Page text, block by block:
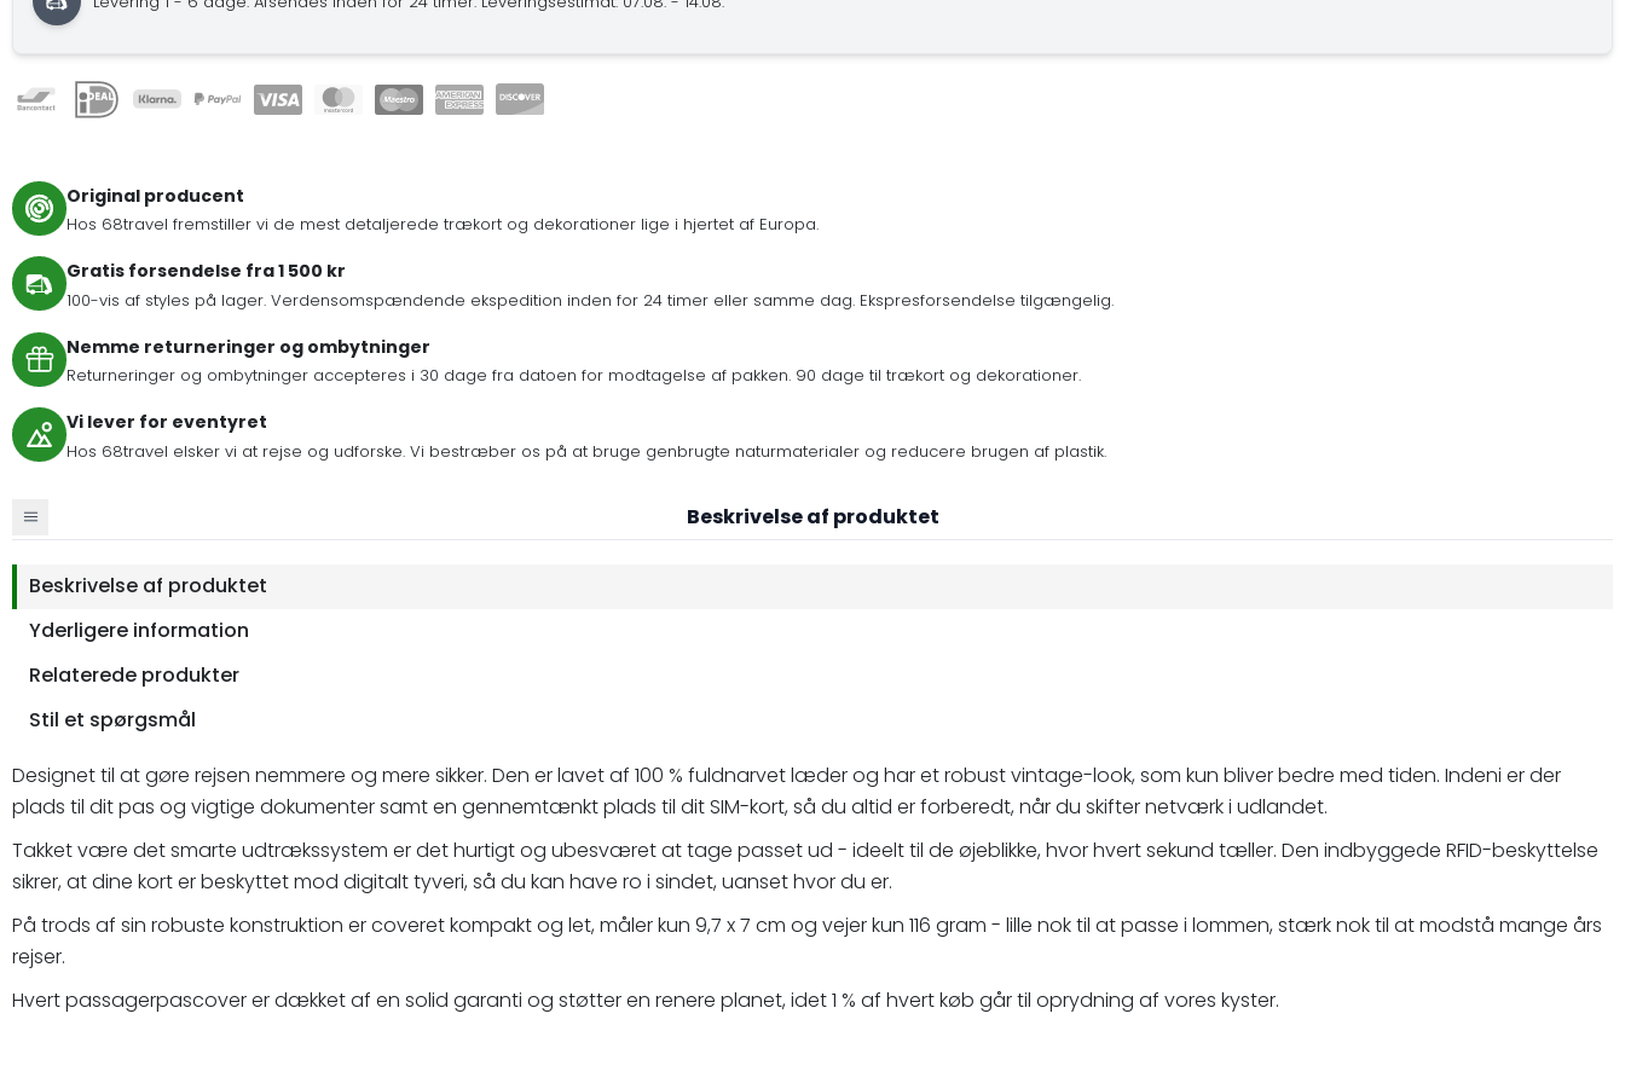
Original producent
Hos 68travel fremstiller vi de mest detaljerede trækort og dekorationer lige i hjertet af Europa.
Gratis forsendelse fra 1 500 kr
100-vis af styles på lager. Verdensomspændende ekspedition inden for 24 timer eller samme dag. Ekspresforsendelse tilgængelig.
Nemme returneringer og ombytninger
Returneringer og ombytninger accepteres i 30 dage fra datoen for modtagelse af pakken. 90 dage til trækort og dekorationer.
Vi lever for eventyret
Hos 68travel elsker vi at rejse og udforske. Vi bestræber os på at bruge genbrugte naturmaterialer og reducere brugen af plastik.
Beskrivelse af produktet
Beskrivelse af produktet
Yderligere information
Relaterede produkter
Stil et spørgsmål
Designet til at gøre rejsen nemmere og mere sikker. Den er lavet af 100 % fuldnarvet læder og har et robust vintage-look, som kun bliver bedre med tiden. Indeni er der
plads til dit pas og vigtige dokumenter samt en gennemtænkt plads til dit SIM-kort, så du altid er forberedt, når du skifter netværk i udlandet.
Takket være det smarte udtrækssystem er det hurtigt og ubesværet at tage passet ud - ideelt til de øjeblikke, hvor hvert sekund tæller. Den indbyggede RFID-beskyttelse
sikrer, at dine kort er beskyttet mod digitalt tyveri, så du kan have ro i sindet, uanset hvor du er.
På trods af sin robuste konstruktion er coveret kompakt og let, måler kun 9,7 x 7 cm og vejer kun 116 gram - lille nok til at passe i lommen, stærk nok til at modstå mange års
rejser.
Hvert passagerpascover er dækket af en solid garanti og støtter en renere planet, idet 1 % af hvert køb går til oprydning af vores kyster.